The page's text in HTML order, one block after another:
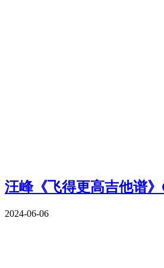
汪峰《飞得更高吉他谱
2024-06-06